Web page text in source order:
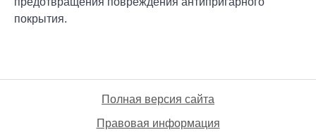
покрытия.
Полная версия сайта
Правовая информация